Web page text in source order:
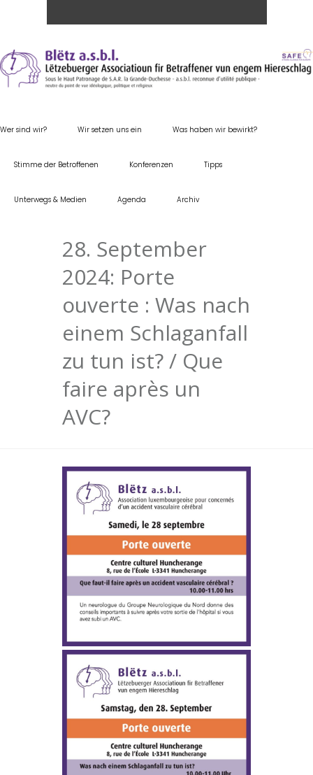
Wer sind wir? Wir setzen uns ein Was haben wir bewirkt?
Stimme der Betroffenen Konferenzen Tipps
Unterwegs & Medien Agenda Archiv
28. September
2024: Porte
ouverte : Was nach
einem Schlaganfall
zu tun ist? / Que
faire après un
AVC?